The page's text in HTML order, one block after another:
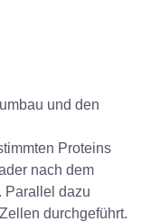
und den
Proteins
nach dem
Parallel dazu
durchgeführt.